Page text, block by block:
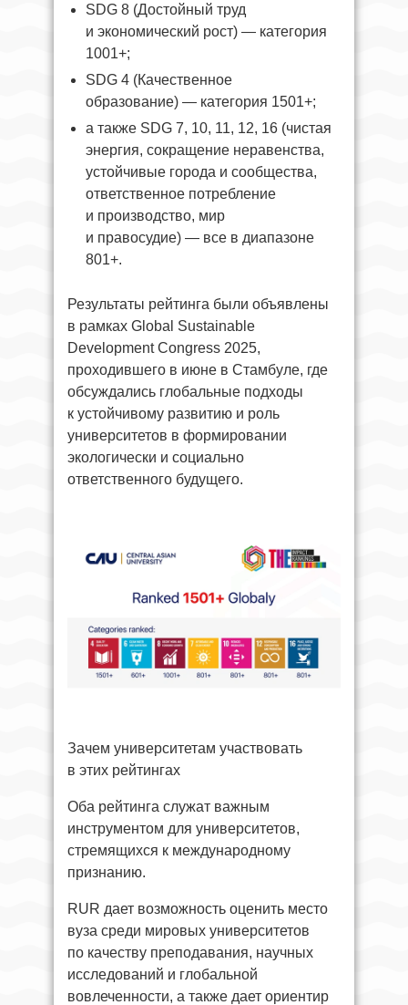
SDG 8 (Достойный труд
и экономический рост) — категория
1001+;
SDG 4 (Качественное
образование) — категория 1501+;
а также SDG 7, 10, 11, 12, 16 (чистая
энергия, сокращение неравенства,
устойчивые города и сообщества,
ответственное потребление
и производство, мир
и правосудие) — все в диапазоне
801+.
Результаты рейтинга были объявлены
в рамках Global Sustainable
Development Congress 2025,
проходившего в июне в Стамбуле, где
обсуждались глобальные подходы
к устойчивому развитию и роль
университетов в формировании
экологически и социально
ответственного будущего.
Зачем университетам участвовать
в этих рейтингах
Оба рейтинга служат важным
инструментом для университетов,
стремящихся к международному
признанию.
RUR дает возможность оценить место
вуза среди мировых университетов
по качеству преподавания, научных
исследований и глобальной
вовлеченности, а также дает ориентир